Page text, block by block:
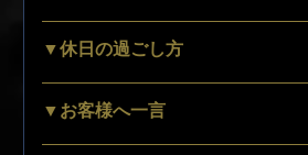
▼休日の過ごし方
▼お客様へ一言